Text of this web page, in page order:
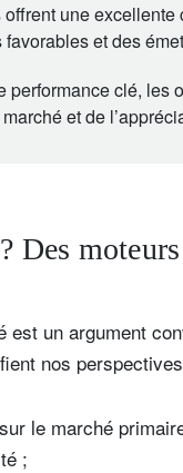
une
et des
performance clé, les
et de
Des
est un argument
nos
le marché
;